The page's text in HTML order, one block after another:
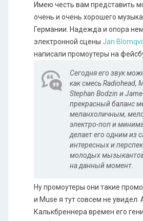
Имею честь вам представить
очень и очень хорошего
Германии. Надежда и опора
электронной сцены Jan
написали промоутеры на
Сегодня его звук
как смесь Radiohead,
Stephan Bodzin и
прекрасный баланс
меланхоличным,
электро-поп и
делает его одним из
интересных и
молодых
на данный момент.
Ну промоутеры они такие
и Muse я тут совсем не увидел.
Калькбреннера времен его